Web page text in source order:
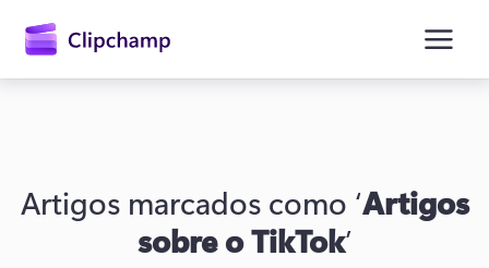
conteúdo
principal
Artigos marcados como ‘Artigos
sobre o TikTok’